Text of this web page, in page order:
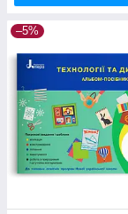
–5%